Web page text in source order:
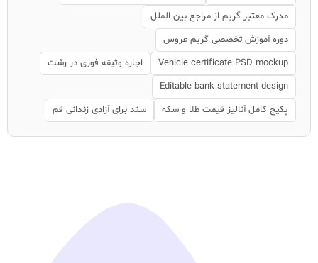
مدرک معتبر گریم از مراجع بین الملل
دوره آموزش تخصصی گریم عروس
Vehicle certificate PSD mockup
اجاره وثیقه فوری در رشت
Editable bank statement design
پکیج کامل آنالیز قیمت طلا و سکه
سند برای آزادی زندانی قم